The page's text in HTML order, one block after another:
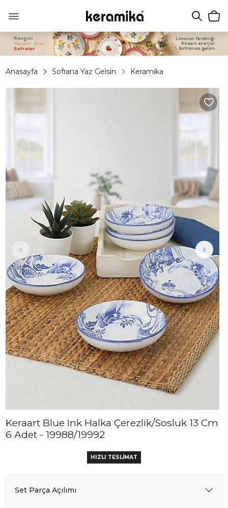
Anasayfa Sofrana Yaz Gelsin Keramika
Keraart Blue Ink Halka Çerezlik/Sosluk 13 Cm
6 Adet - 19988/19992
HIZLI TESLİMAT
Set Parça Açılımı